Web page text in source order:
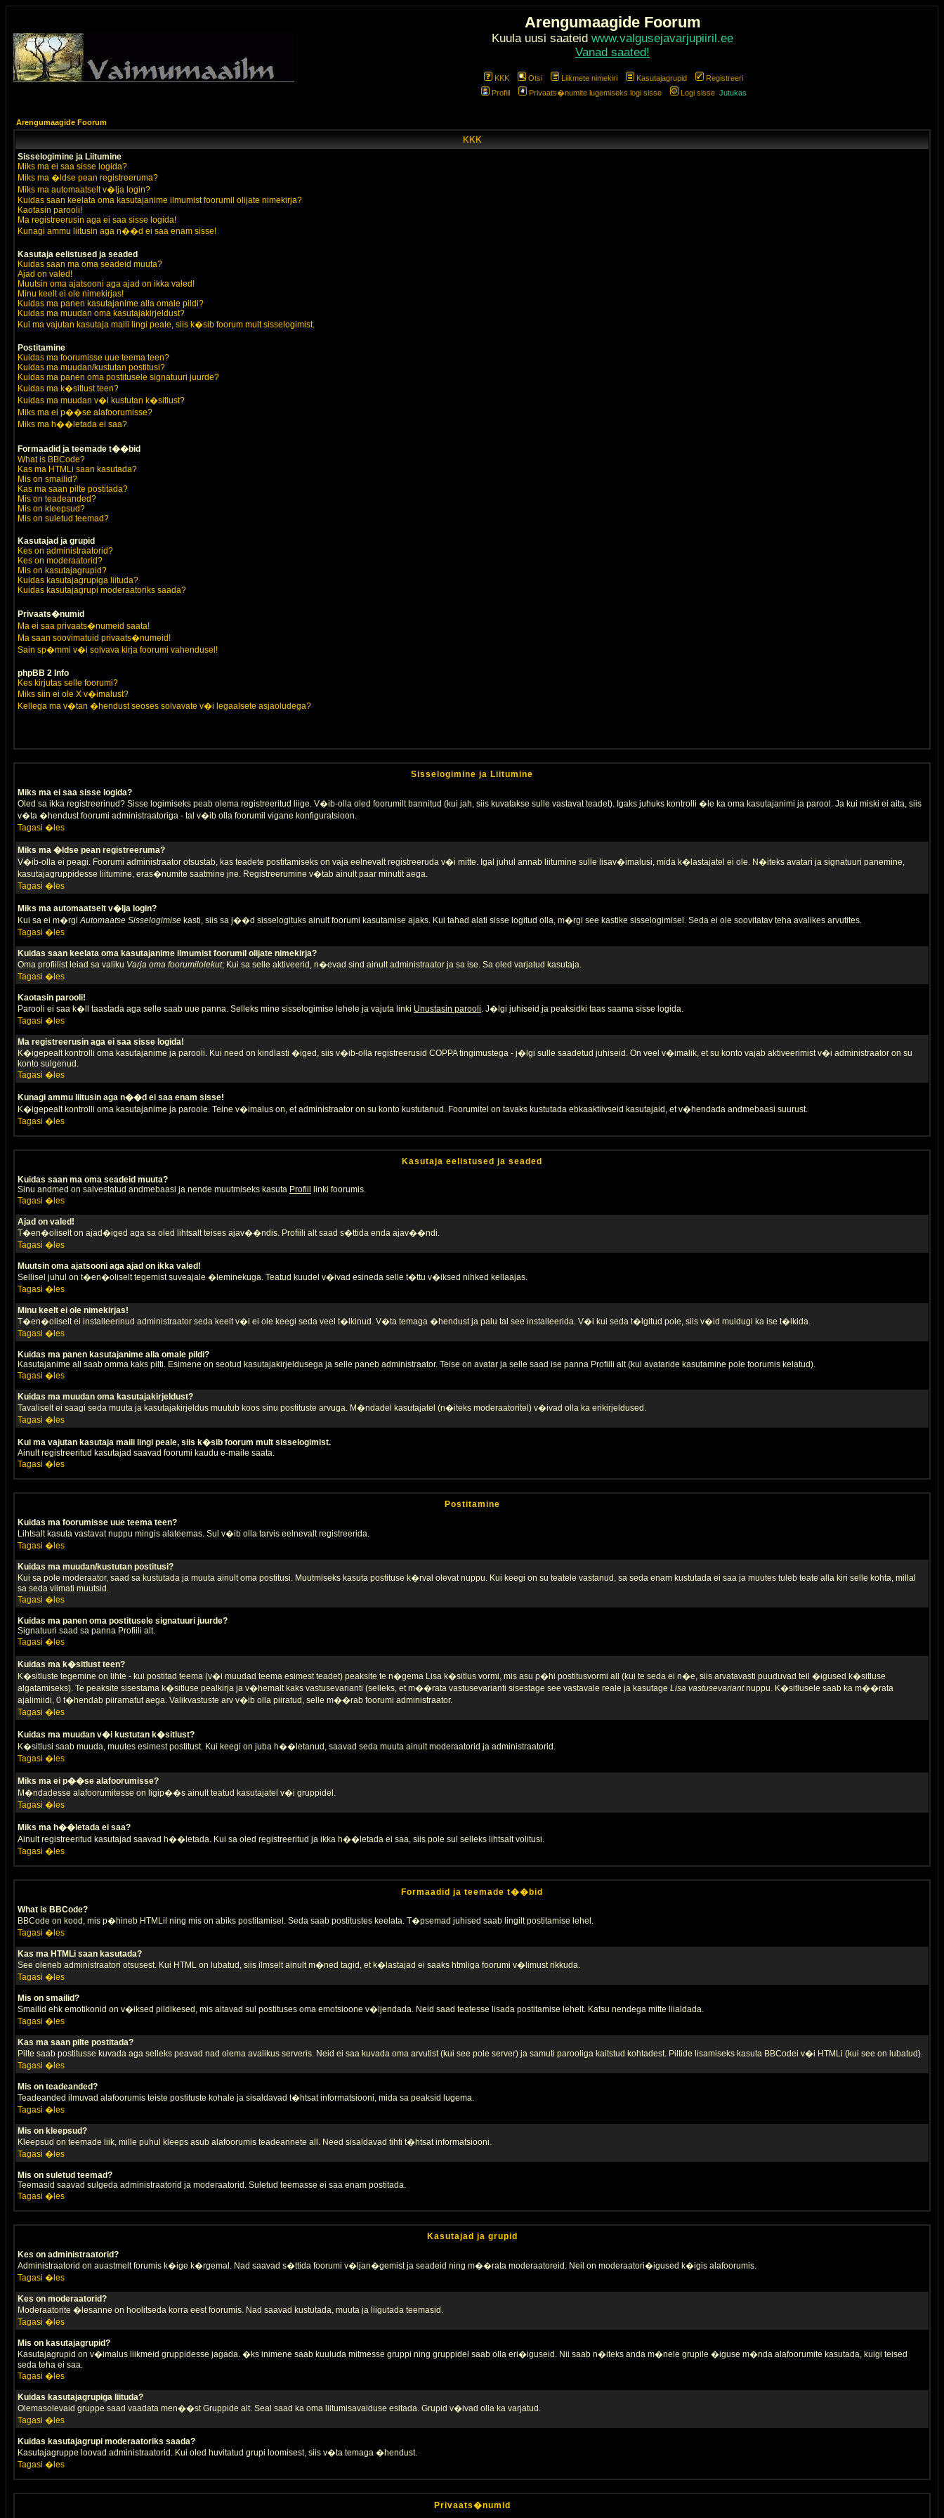
Arengumaagide Foorum
Kuula uusi saateid www.valgusejavarjupiiril.ee
Vanad saated!
KKK Otsi Liikmete nimekiri Kasutajagrupid
Registreeri
Profiil
Privaats�numite lugemiseks logi sisse Logi sisse Jutukas
Arengumaagide Foorum
KKK
Sisselogimine ja Liitumine
Miks ma ei saa sisse logida?
Miks ma �ldse pean registreeruma?
Miks ma automaatselt v�lja login?
Kuidas saan keelata oma kasutajanime ilmumist foorumil olijate nimekirja?
Kaotasin parooli!
Ma registreerusin aga ei saa sisse logida!
Kunagi ammu liitusin aga n��d ei saa enam sisse!
Kasutaja eelistused ja seaded
Kuidas saan ma oma seadeid muuta?
Ajad on valed!
Muutsin oma ajatsooni aga ajad on ikka valed!
Minu keelt ei ole nimekirjas!
Kuidas ma panen kasutajanime alla omale pildi?
Kuidas ma muudan oma kasutajakirjeldust?
Kui ma vajutan kasutaja maili lingi peale, siis k�sib foorum mult sisselogimist.
Postitamine
Kuidas ma foorumisse uue teema teen?
Kuidas ma muudan/kustutan postitusi?
Kuidas ma panen oma postitusele signatuuri juurde?
Kuidas ma k�sitlust teen?
Kuidas ma muudan v�i kustutan k�sitlust?
Miks ma ei p��se alafoorumisse?
Miks ma h��letada ei saa?
Formaadid ja teemade t��bid
What is BBCode?
Kas ma HTMLi saan kasutada?
Mis on smailid?
Kas ma saan pilte postitada?
Mis on teadeanded?
Mis on kleepsud?
Mis on suletud teemad?
Kasutajad ja grupid
Kes on administraatorid?
Kes on moderaatorid?
Mis on kasutajagrupid?
Kuidas kasutajagrupiga liituda?
Kuidas kasutajagrupi moderaatoriks saada?
Privaats�numid
Ma ei saa privaats�numeid saata!
Ma saan soovimatuid privaats�numeid!
Sain sp�mmi v�i solvava kirja foorumi vahendusel!
phpBB 2 Info
Kes kirjutas selle foorumi?
Miks siin ei ole X v�imalust?
Kellega ma v�tan �hendust seoses solvavate v�i legaalsete asjaoludega?
Sisselogimine ja Liitumine
Miks ma ei saa sisse logida?
Oled sa ikka registreerinud? Sisse logimiseks peab olema registreeritud liige. V�ib-olla oled foorumilt bannitud (kui jah, siis kuvatakse sulle vastavat teadet). Igaks juhuks kontrolli �le ka oma kasutajanimi ja parool. Ja kui miski ei aita, siis
v�ta �hendust foorumi administraatoriga - tal v�ib olla foorumil vigane konfiguratsioon.
Tagasi �les
Miks ma �ldse pean registreeruma?
V�ib-olla ei peagi. Foorumi administraator otsustab, kas teadete postitamiseks on vaja eelnevalt registreeruda v�i mitte. Igal juhul annab liitumine sulle lisav�imalusi, mida k�lastajatel ei ole. N�iteks avatari ja signatuuri panemine,
kasutajagruppidesse liitumine, eras�numite saatmine jne. Registreerumine v�tab ainult paar minutit aega.
Tagasi �les
Miks ma automaatselt v�lja login?
Kui sa ei m�rgiAutomaatse Sisselogimise kasti, siis sa j��d sisselogituks ainult foorumi kasutamise ajaks. Kui tahad alati sisse logitud olla, m�rgi see kastike sisselogimisel. Seda ei ole soovitatav teha avalikes arvutites.
Tagasi �les
Kuidas saan keelata oma kasutajanime ilmumist foorumil olijate nimekirja?
Oma profiilist leiad sa valiku Varja oma foorumilolekut; Kui sa selle aktiveerid, n�evad sind ainult administraator ja sa ise. Sa oled varjatud kasutaja.
Tagasi �les
Kaotasin parooli!
Parooli ei saa k�ll taastada aga selle saab uue panna. Selleks mine sisselogimise lehele ja vajuta linki Unustasin parooli. J�lgi juhiseid ja peaksidki taas saama sisse logida.
Tagasi �les
Ma registreerusin aga ei saa sisse logida!
K�igepealt kontrolli oma kasutajanime ja parooli. Kui need on kindlasti �iged, siis v�ib-olla registreerusid COPPA tingimustega - j�lgi sulle saadetud juhiseid. On veel v�imalik, et su konto vajab aktiveerimist v�i administraator on su
konto sulgenud.
Tagasi �les
Kunagi ammu liitusin aga n��d ei saa enam sisse!
K�igepealt kontrolli oma kasutajanime ja paroole. Teine v�imalus on, et administraator on su konto kustutanud. Foorumitel on tavaks kustutada ebkaaktiivseid kasutajaid, et v�hendada andmebaasi suurust.
Tagasi �les
Kasutaja eelistused ja seaded
Kuidas saan ma oma seadeid muuta?
Sinu andmed on salvestatud andmebaasi ja nende muutmiseks kasuta Profiil
linki foorumis.
Tagasi �les
Ajad on valed!
T�en�oliselt on ajad�iged aga sa oled lihtsalt teises ajav��ndis. Profiili alt saad s�ttida enda ajav��ndi.
Tagasi �les
Muutsin oma ajatsooni aga ajad on ikka valed!
Sellisel juhul on t�en�oliselt tegemist suveajale �leminekuga. Teatud kuudel v�ivad esineda selle t�ttu v�iksed nihked kellaajas.
Tagasi �les
Minu keelt ei ole nimekirjas!
T�en�oliselt ei installeerinud administraator seda keelt v�i ei ole keegi seda veel t�lkinud. V�ta temaga �hendust ja palu tal see installeerida. V�i kui seda t�lgitud pole, siis v�id muidugi ka ise t�lkida.
Tagasi �les
Kuidas ma panen kasutajanime alla omale pildi?
Kasutajanime all saab omma kaks pilti. Esimene on seotud kasutajakirjeldusega ja selle paneb administraator. Teise on avatar ja selle saad ise panna Profiili alt (kui avataride kasutamine pole foorumis kelatud).
Tagasi �les
Kuidas ma muudan oma kasutajakirjeldust?
Tavaliselt ei saagi seda muuta ja kasutajakirjeldus muutub koos sinu postituste arvuga. M�ndadel kasutajatel (n�iteks moderaatoritel) v�ivad olla ka erikirjeldused.
Tagasi �les
Kui ma vajutan kasutaja maili lingi peale, siis k�sib foorum mult sisselogimist.
Ainult registreeritud kasutajad saavad foorumi kaudu e-maile saata.
Tagasi �les
Postitamine
Kuidas ma foorumisse uue teema teen?
Lihtsalt kasuta vastavat nuppu mingis alateemas. Sul v�ib olla tarvis eelnevalt registreerida.
Tagasi �les
Kuidas ma muudan/kustutan postitusi?
Kui sa pole moderaator, saad sa kustutada ja muuta ainult oma postitusi. Muutmiseks kasuta postituse k�rval olevat nuppu. Kui keegi on su teatele vastanud, sa seda enam kustutada ei saa ja muutes tuleb teate alla kiri selle kohta, millal
sa seda viimati muutsid.
Tagasi �les
Kuidas ma panen oma postitusele signatuuri juurde?
Signatuuri saad sa panna Profiili alt.
Tagasi �les
Kuidas ma k�sitlust teen?
K�sitluste tegemine on lihte - kui postitad teema (v�i muudad teema esimest teadet) peaksite te n�gema Lisa k�sitlus vormi, mis asu p�hi postitusvormi all (kui te seda ei n�e, siis arvatavasti puuduvad teil �igused k�sitluse
algatamiseks). Te peaksite sisestama k�sitluse pealkirja ja v�hemalt kaks vastusevarianti (selleks, et m��rata vastusevarianti sisestage see vastavale reale ja kasutage Lisa vastusevariantnuppu. K�sitlusele saab ka m��rata
ajalimiidi, 0 t�hendab piiramatut aega. Valikvastuste arv v�ib olla piiratud, selle m��rab foorumi administraator.
Tagasi �les
Kuidas ma muudan v�i kustutan k�sitlust?
K�sitlusi saab muuda, muutes esimest postitust. Kui keegi on juba h��letanud, saavad seda muuta ainult moderaatorid ja administraatorid.
Tagasi �les
Miks ma ei p��se alafoorumisse?
M�ndadesse alafoorumitesse on ligip��s ainult teatud kasutajatel v�i gruppidel.
Tagasi �les
Miks ma h��letada ei saa?
Ainult registreeritud kasutajad saavad h��letada. Kui sa oled registreeritud ja ikka h��letada ei saa, siis pole sul selleks lihtsalt volitusi.
Tagasi �les
Formaadid ja teemade t��bid
What is BBCode?
BBCode on kood, mis p�hineb HTMLil ning mis on abiks postitamisel. Seda saab postitustes keelata. T�psemad juhised saab lingilt postitamise lehel.
Tagasi �les
Kas ma HTMLi saan kasutada?
See oleneb administraatori otsusest. Kui HTML on lubatud, siis ilmselt ainult m�ned tagid, et k�lastajad ei saaks htmliga foorumi v�limust rikkuda.
Tagasi �les
Mis on smailid?
Smailid ehk emotikonid on v�iksed pildikesed, mis aitavad sul postituses oma emotsioone v�ljendada. Neid saad teatesse lisada postitamise lehelt. Katsu nendega mitte liialdada.
Tagasi �les
Kas ma saan pilte postitada?
Pilte saab postitusse kuvada aga selleks peavad nad olema avalikus serveris. Neid ei saa kuvada oma arvutist (kui see pole server) ja samuti parooliga kaitstud kohtadest. Piltide lisamiseks kasuta BBCodei v�i HTMLi (kui see on lubatud).
Tagasi �les
Mis on teadeanded?
Teadeanded ilmuvad alafoorumis teiste postituste kohale ja sisaldavad t�htsat informatsiooni, mida sa peaksid lugema.
Tagasi �les
Mis on kleepsud?
Kleepsud on teemade liik, mille puhul kleeps asub alafoorumis teadeannete all. Need sisaldavad tihti t�htsat informatsiooni.
Tagasi �les
Mis on suletud teemad?
Teemasid saavad sulgeda administraatorid ja moderaatorid. Suletud teemasse ei saa enam postitada.
Tagasi �les
Kasutajad ja grupid
Kes on administraatorid?
Administraatorid on auastmelt forumis k�ige k�rgemal. Nad saavad s�ttida foorumi v�ljan�gemist ja seadeid ning m��rata moderaatoreid. Neil on moderaatori�igused k�igis alafoorumis.
Tagasi �les
Kes on moderaatorid?
Moderaatorite �lesanne on hoolitseda korra eest foorumis. Nad saavad kustutada, muuta ja liigutada teemasid.
Tagasi �les
Mis on kasutajagrupid?
Kasutajagrupid on v�imalus liikmeid gruppidesse jagada. �ks inimene saab kuuluda mitmesse gruppi ning gruppidel saab olla eri�iguseid. Nii saab n�iteks anda m�nele grupile �iguse m�nda alafoorumite kasutada, kuigi teised
seda teha ei saa.
Tagasi �les
Kuidas kasutajagrupiga liituda?
Olemasolevaid gruppe saad vaadata men��st Gruppide alt. Seal saad ka oma liitumisavalduse esitada. Grupid v�ivad olla ka varjatud.
Tagasi �les
Kuidas kasutajagrupi moderaatoriks saada?
Kasutajagruppe loovad administraatorid. Kui oled huvitatud grupi loomisest, siis v�ta temaga �hendust.
Tagasi �les
Privaats�numid